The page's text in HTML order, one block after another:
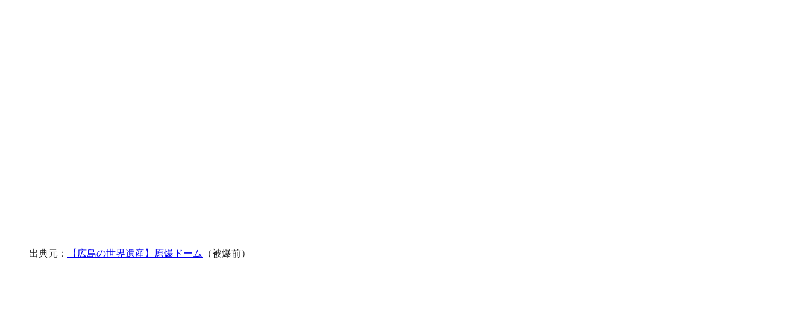
出典元： 【広島の世界遺産】原爆ドーム （被爆前）